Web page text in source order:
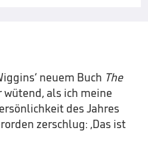
neuem Buch The
wütend, als ich meine
des Jahres
zerschlug: ‚Das ist